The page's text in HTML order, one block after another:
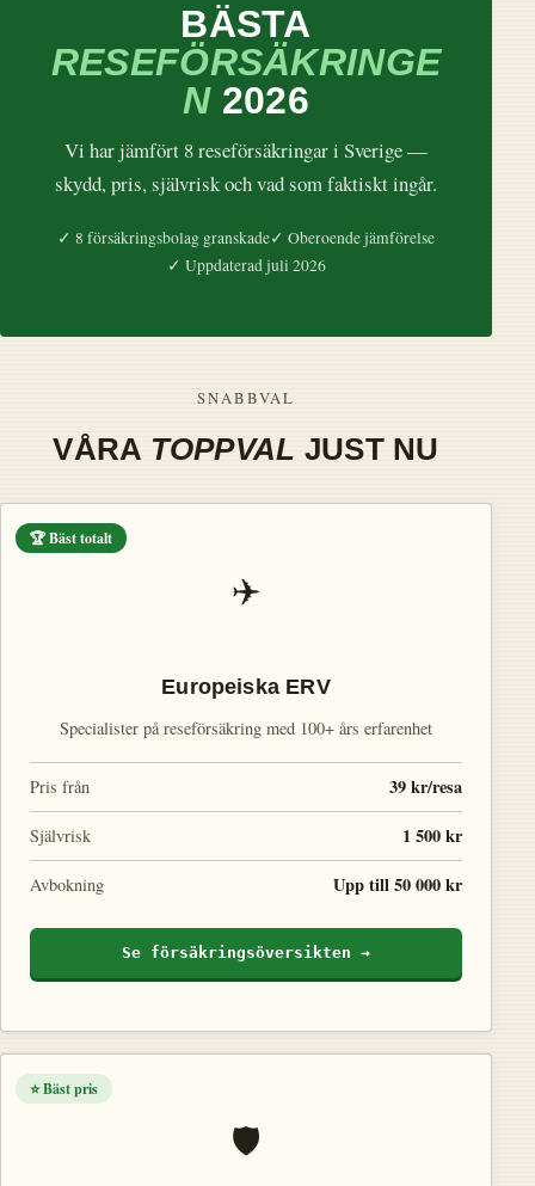
BÄSTA
RESEFÖRSÄKRINGE
N2026
Vi har jämfört 8 reseförsäkringar i Sverige —
skydd, pris, självrisk och vad som faktiskt ingår.
✓ 8 försäkringsbolag granskade✓ Oberoende jämförelse
✓ Uppdaterad juli 2026
SNABBVAL
VÅRA TOPPVAL JUST NU
🏆 Bäst totalt
✈️
Europeiska ERV
Specialister på reseförsäkring med 100+ års erfarenhet
Pris från 39 kr/resa
Självrisk 1 500 kr
Avbokning Upp till 50 000 kr
Se försäkringsöversikten →
⭐ Bäst pris
🛡️